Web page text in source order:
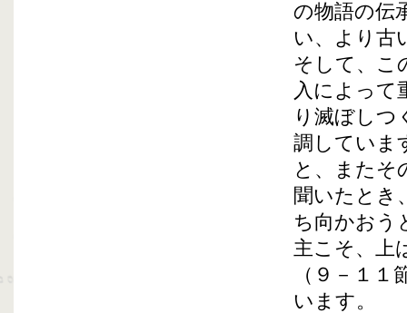
の物語の伝
い、より古
そして、こ
入によって
り滅ぼしつ
調していま
と、またそ
聞いたとき
ち向かおう
主こそ、上
（９－１
います。